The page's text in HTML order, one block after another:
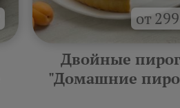
от
Двойные
"Домашние